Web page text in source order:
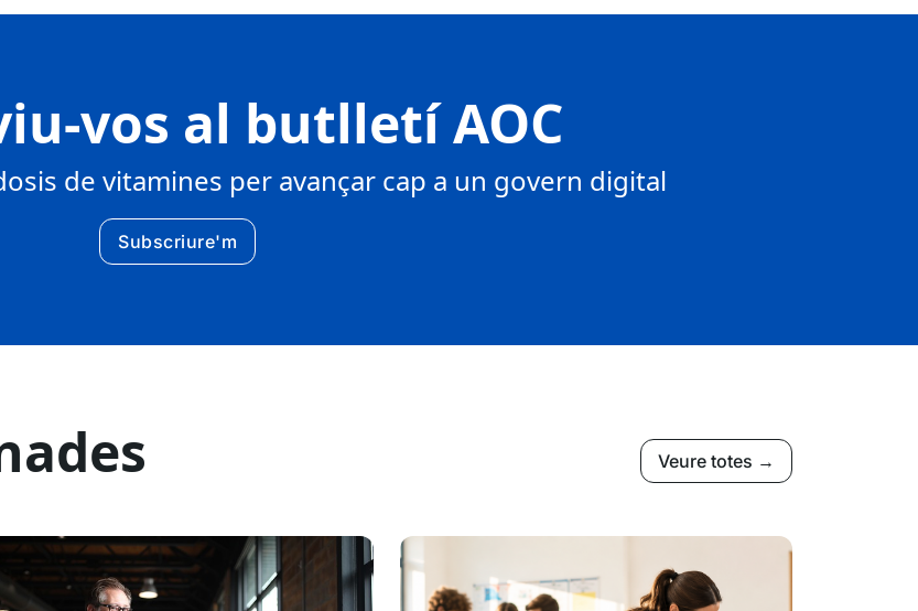
vos al butlletí AOC
de vitamines per avançar cap a un govern digital
Subscriure'm
Veure totes →